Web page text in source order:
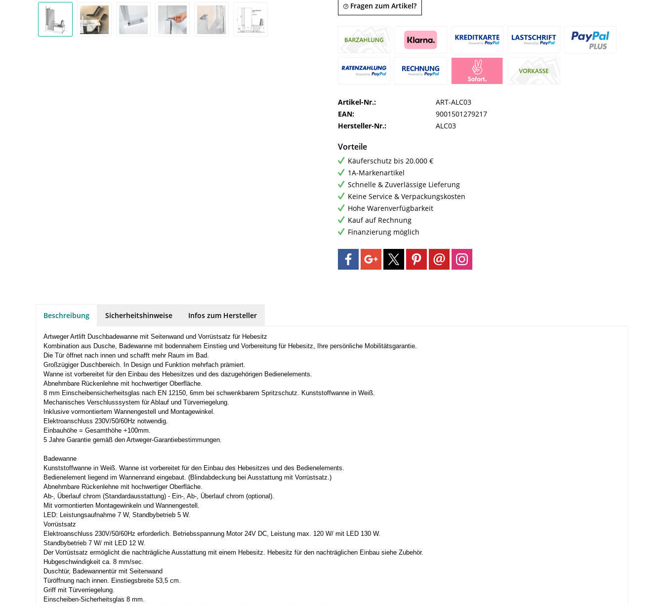
Fragen zum Artikel?
Artikel-Nr.:
ART-ALC03
EAN:
9001501279217
Hersteller-Nr.:
ALC03
Vorteile
Käuferschutz bis 20.000 €
1A-Markenartikel
Schnelle & Zuverlässige Lieferung
Keine Service & Verpackungskosten
Hohe Warenverfügbarkeit
Kauf auf Rechnung
Finanzierung möglich
Beschreibung Sicherheitshinweise Infos zum Hersteller
Artweger Artlift Duschbadewanne mit Seitenwand und Vorrüstsatz für Hebesitz
Kombination aus Dusche, Badewanne mit bodennahem Einstieg und Vorbereitung für Hebesitz, Ihre persönliche Mobilitätsgarantie.
Die Tür öffnet nach innen und schafft mehr Raum im Bad.
Großzügiger Duschbereich. In Design und Funktion mehrfach prämiert.
Wanne ist vorbereitet für den Einbau des Hebesitzes und des dazugehörigen Bedienelements.
Abnehmbare Rückenlehne mit hochwertiger Oberfläche.
8 mm Einscheibensicherheitsglas nach EN 12150, 6mm bei schwenkbarem Spritzschutz. Kunststoffwanne in Weiß.
Mechanisches Verschlusssystem für Ablauf und Türverriegelung.
Inklusive vormontiertem Wannengestell und Montagewinkel.
Elektroanschluss 230V/50/60Hz notwendig.
Einbauhöhe = Gesamthöhe +100mm.
5 Jahre Garantie gemäß den Artweger-Garantiebestimmungen.
Badewanne
Kunststoffwanne in Weiß. Wanne ist vorbereitet für den Einbau des Hebesitzes und des Bedienelements.
Bedienelement liegend im Wannenrand eingebaut. (Blindabdeckung bei Ausstattung mit Vorrüstsatz.)
Abnehmbare Rückenlehne mit hochwertiger Oberfläche.
Ab-, Überlauf chrom (Standardausstattung) - Ein-, Ab-, Überlauf chrom (optional).
Mit vormontierten Montagewinkeln und Wannengestell.
LED: Leistungsaufnahme 7 W, Standbybetrieb 5 W.
Vorrüstsatz
Elektroanschluss 230V/50/60Hz erforderlich. Betriebsspannung Motor 24V DC, Leistung max. 120 W/ mit LED 130 W.
Standbybetrieb 7 W/ mit LED 12 W.
Der Vorrüstsatz ermöglicht die nachträgliche Ausstattung mit einem Hebesitz. Hebesitz für den nachträglichen Einbau siehe Zubehör.
Hubgeschwindigkeit ca. 8 mm/sec.
Duschtür, Badewannentür mit Seitenwand
Türöffnung nach innen. Einstiegsbreite 53,5 cm.
Griff mit Türverriegelung.
Einscheiben-Sicherheitsglas 8 mm.